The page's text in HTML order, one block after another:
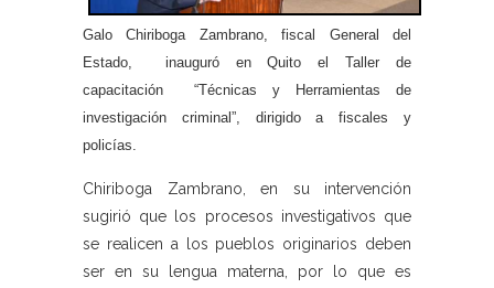
Galo Chiriboga Zambrano, fiscal General del
Estado, inauguró en Quito el Taller de
capacitación “Técnicas y Herramientas de
investigación criminal”, dirigido a fiscales y
policías.
Chiriboga Zambrano, en su intervención
sugirió que los procesos investigativos que
se realicen a los pueblos originarios deben
ser en su lengua materna, por lo que es